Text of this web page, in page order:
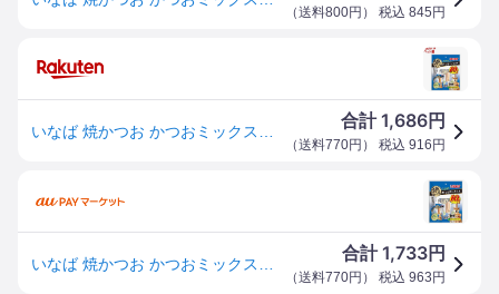
（送料800円 ） 税込 845 円
合計1,686円
（送料770円 ） 税込 916 円
合計1,733円
（送料770円 ） 税込 963 円